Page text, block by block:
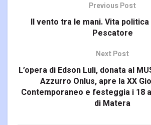
Previous Post
Il vento tra le mani. Vita politica
Pescatore
Next Post
L’opera di Edson Luli, donata al
Azzurro Onlus, apre la XX
Contemporaneo e festeggia i 18
di Matera